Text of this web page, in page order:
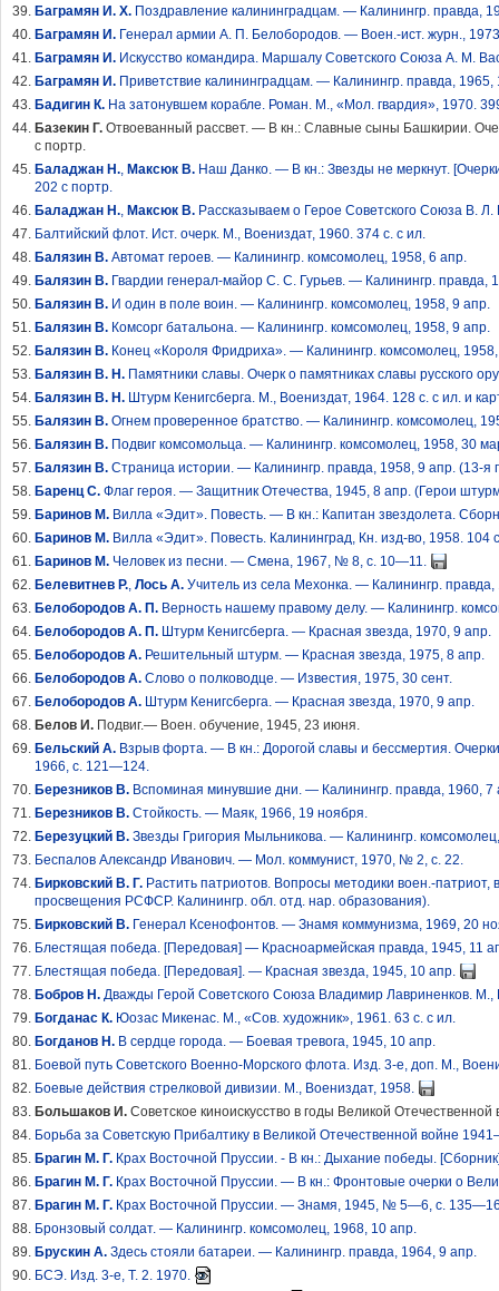
Баграмян И. X. Поздравление калининградцам. — Калинингр. правда,
Баграмян И. Генерал армии А. П. Белобородов. — Воен.-ист. журн.,
Баграмян И. Искусство командира. Маршалу Советского Союза А. М.
Баграмян И. Приветствие калининградцам. — Калинингр. правда, 1965,
Бадигин К. На затонувшем корабле. Роман. М., «Мол. гвардия», 1970.
Базекин Г. Отвоеванный рассвет. — В кн.: Славные сыны Башкирии.
с портр.
Баладжан Н., Максюк B. Наш Данко. — В кн.: Звезды не меркнут.
202 с портр.
Баладжан Н., Максюк В. Рассказываем о Герое Советского Союза B.
Балтийский флот. Ист. очерк. М., Воениздат, 1960. 374 с. с ил.
Балязин В. Автомат героев. — Калинингр. комсомолец, 1958, 6 апр.
Балязин В. Гвардии генерал-майор С. С. Гурьев. — Калинингр. правда,
Балязин В. И один в поле воин. — Калинингр. комсомолец, 1958, 9 апр.
Балязин В. Комсорг батальона. — Калинингр. комсомолец, 1958, 9 апр.
Балязин В. Конец «Короля Фридриха». — Калинингр. комсомолец,
Балязин В. Н. Памятники славы. Очерк о памятниках славы русского
Балязин В. Н. Штурм Кенигсберга. М., Воениздат, 1964. 128 с. с ил. и
Балязин В. Огнем проверенное братство. — Калинингр. комсомолец,
Балязин В. Подвиг комсомольца. — Калинингр. комсомолец, 1958, 30
Балязин В. Страница истории. — Калинингр. правда, 1958, 9 апр. (13-я
Баренц С. Флаг героя. — Защитник Отечества, 1945, 8 апр. (Герои
Баринов М. Вилла «Эдит». Повесть. — В кн.: Капитан звездолета.
Баринов М. Вилла «Эдит». Повесть. Калининград, Кн. изд-во, 1958. 104
Баринов М. Человек из песни. — Смена, 1967, № 8, с. 10—11.
Белевитнев Р., Лось А. Учитель из села Мехонка. — Калинингр. правда,
Белобородов А. П. Верность нашему правому делу. — Калинингр.
Белобородов А. П. Штурм Кенигсберга. — Красная звезда, 1970, 9 апр.
Белобородов А. Решительный штурм. — Красная звезда, 1975, 8 апр.
Белобородов А. Слово о полководце. — Известия, 1975, 30 сент.
Белобородов А. Штурм Кенигсберга. — Красная звезда, 1970, 9 апр.
Белов И. Подвиг.— Воен. обучение, 1945, 23 июня.
Бельский А. Взрыв форта. — В кн.: Дорогой славы и бессмертия.
1966, с. 121—124.
Березников В. Вспоминая минувшие дни. — Калинингр. правда, 1960, 7
Березников В. Стойкость. — Маяк, 1966, 19 ноября.
Березуцкий В. Звезды Григория Мыльникова. — Калинингр.
Беспалов Александр Иванович. — Мол. коммунист, 1970, № 2, с. 22.
Бирковский В. Г. Растить патриотов. Вопросы методики воен.-
просвещения РСФСР. Калинингр. обл. отд. нар. образования).
Бирковский В. Генерал Ксенофонтов. — Знамя коммунизма, 1969, 20
Блестящая победа. [Передовая] — Красноармейская правда, 1945, 11
Блестящая победа. [Передовая]. — Красная звезда, 1945, 10 апр.
Бобров Н. Дважды Герой Советского Союза Владимир Лавриненков. М.,
Богданас К. Юозас Микенас. М., «Сов. художник», 1961. 63 с. с ил.
Богданов Н. В сердце города. — Боевая тревога, 1945, 10 апр.
Боевой путь Советского Военно-Морского флота. Изд. 3-е, доп. М.,
Боевые действия стрелковой дивизии. М., Воениздат, 1958.
Большаков И. Советское киноискусство в годы Великой
Борьба за Советскую Прибалтику в Великой Отечественной войне
Брагин М. Г. Крах Восточной Пруссии. - В кн.: Дыхание победы.
Брагин М. Г. Крах Восточной Пруссии. — В кн.: Фронтовые очерки о
Брагин М. Г. Крах Восточной Пруссии. — Знамя, 1945, № 5—6, с.
Бронзовый солдат. — Калинингр. комсомолец, 1968, 10 апр.
Брускин А. Здесь стояли батареи. — Калинингр. правда, 1964, 9 апр.
БСЭ. Изд. 3-е, Т. 2. 1970.